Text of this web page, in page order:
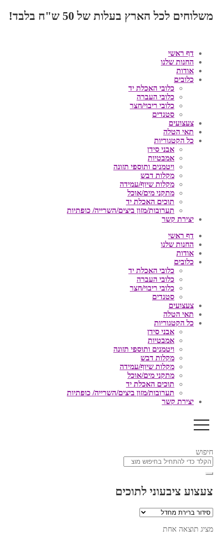
משלוחים לכל הארץ בעלות של 50 ש"ח בלבד!
דף ראשי
החנות שלנו
אודות
כלובים
כלובי האכלת יד
כלובי העברה
כלובי ריבוי/חצר
סטנדים
צעצועים
תאי הטלה
כל הקטגוריות
אבני סידן
אמבטיות
ויטמנים ותוספי תזונה
מקלות דבש
מקלות שיוף/עמידה
מתקני מים/אוכל
תוכים האכלת יד
תערובות/מזון ביצים/השרייה/ כופתיות
יצירת קשר
דף ראשי
החנות שלנו
אודות
כלובים
כלובי האכלת יד
כלובי העברה
כלובי ריבוי/חצר
סטנדים
צעצועים
תאי הטלה
כל הקטגוריות
אבני סידן
אמבטיות
ויטמנים ותוספי תזונה
מקלות דבש
מקלות שיוף/עמידה
מתקני מים/אוכל
תוכים האכלת יד
תערובות/מזון ביצים/השרייה/ כופתיות
יצירת קשר
חיפוש
צעצוע ציבעוני לתוכים
מציג תוצאה אחת